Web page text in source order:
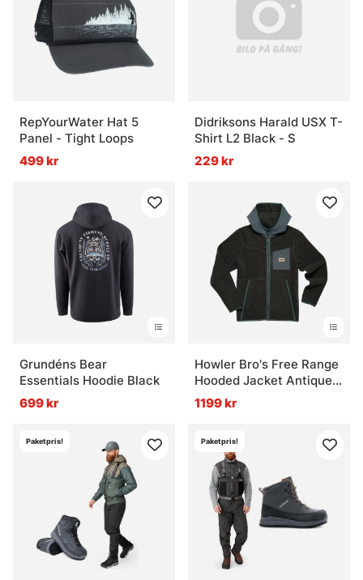
RepYourWater Hat 5
Panel - Tight Loops
499 kr
Didriksons Harald USX T-
Shirt L2 Black - S
229 kr
Grundéns Bear
Essentials Hoodie Black
699 kr
Howler Bro's Free Range
Hooded Jacket Antique
Black
1199 kr
Paketpris! Paketpris!